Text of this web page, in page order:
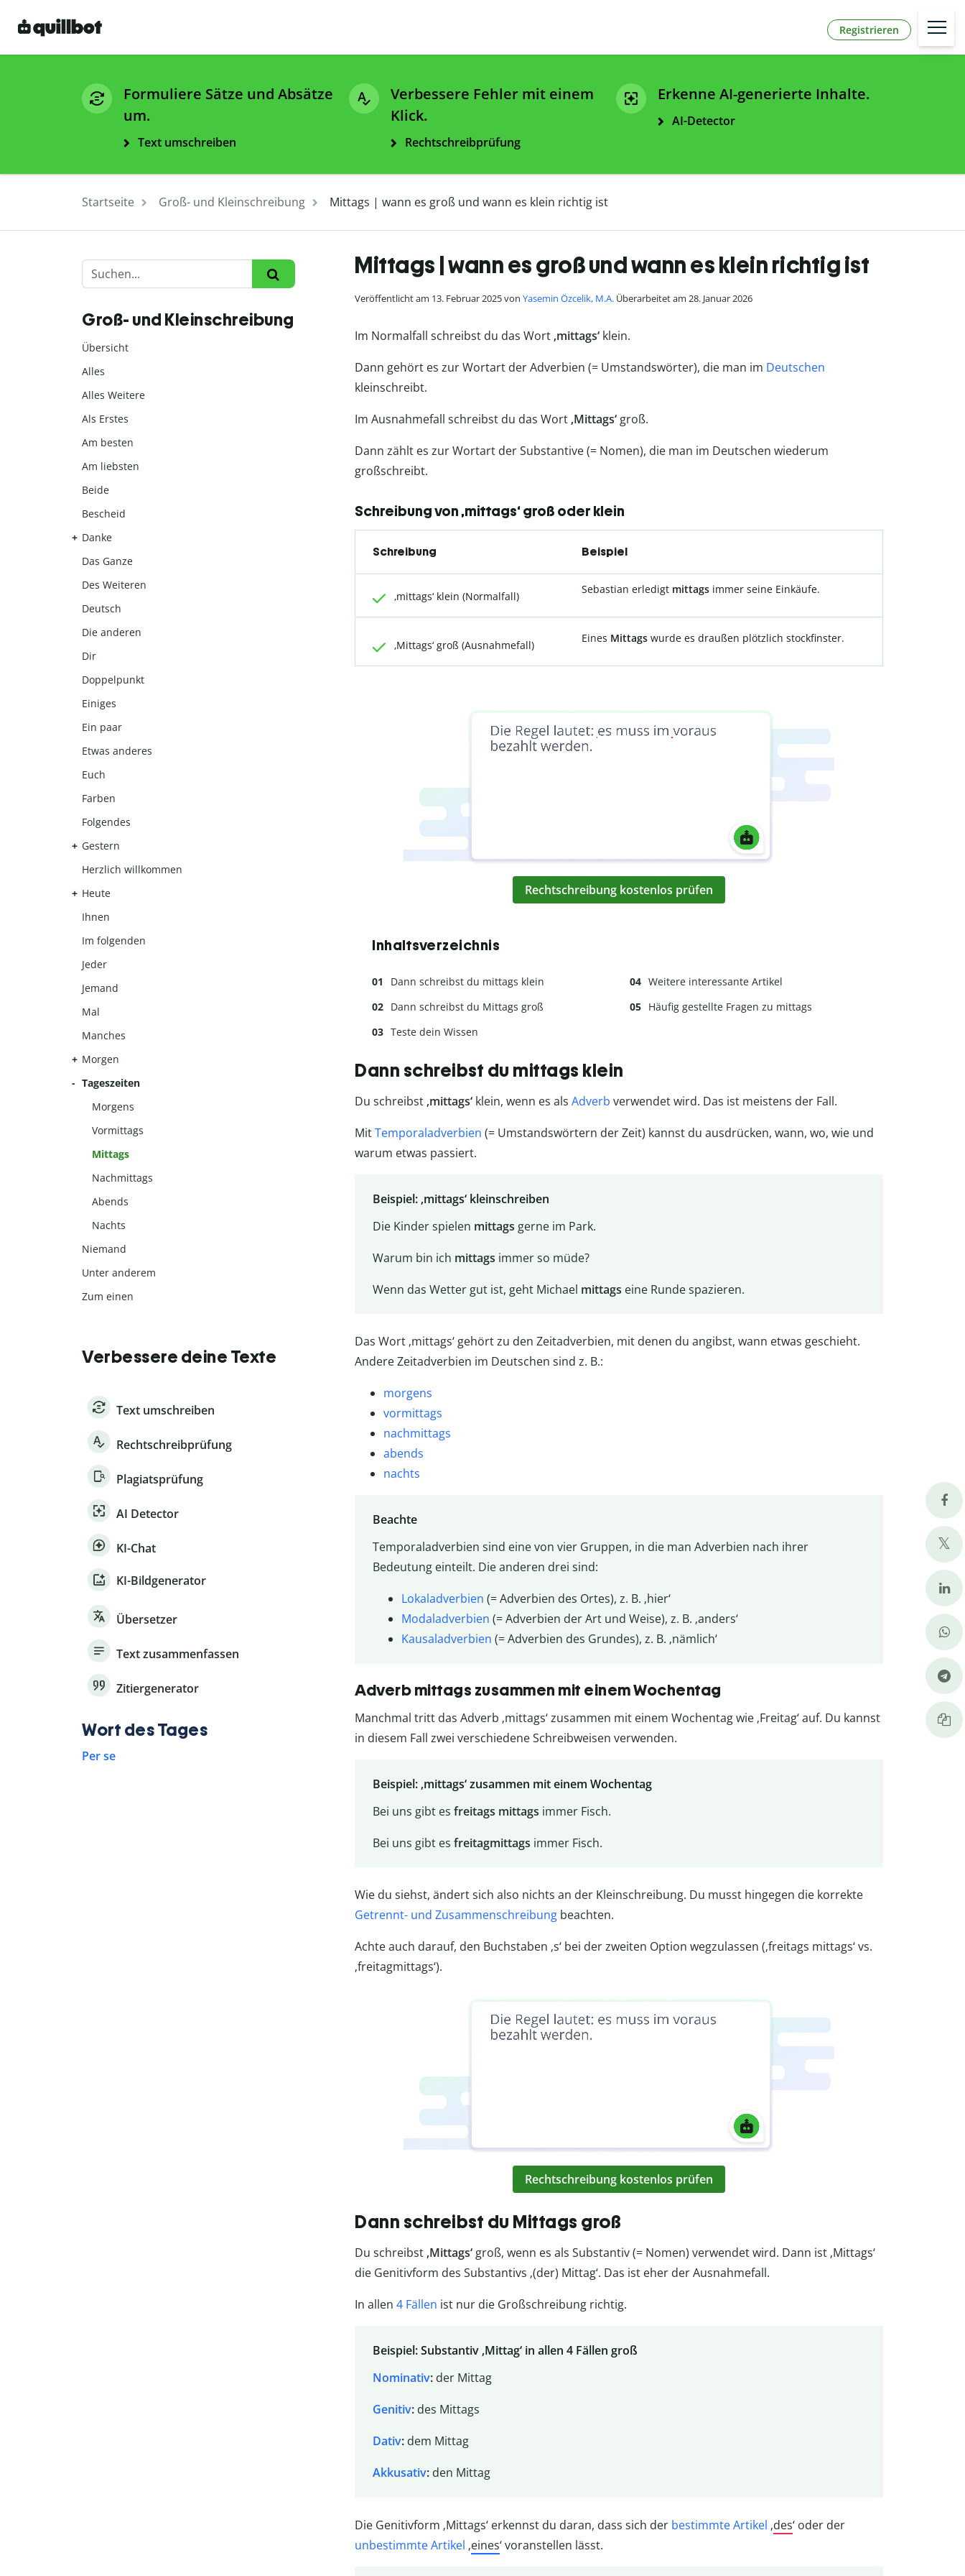
Registrieren
Formuliere Sätze und Absätze
um.
Text umschreiben
Verbessere Fehler mit einem
Klick.
Rechtschreibprüfung
Erkenne AI-generierte Inhalte.
AI-Detector
Startseite Groß- und Kleinschreibung Mittags | wann es groß und wann es klein richtig ist
Mittags | wann es groß und wann es klein richtig ist
Veröffentlicht am 13. Februar 2025 von Yasemin Özcelik, M.A. Überarbeitet am 28. Januar 2026
Im Normalfall schreibst du das Wort ‚mittags‘ klein.
Dann gehört es zur Wortart der Adverbien (= Umstandswörter), die man im Deutschen
kleinschreibt.
Im Ausnahmefall schreibst du das Wort ‚Mittags‘ groß.
Dann zählt es zur Wortart der Substantive (= Nomen), die man im Deutschen wiederum
großschreibt.
Schreibung von ‚mittags‘ groß oder klein
Schreibung Beispiel
‚mittags‘ klein (Normalfall)
Sebastian erledigt mittags immer seine Einkäufe.
‚Mittags‘ groß (Ausnahmefall)
Eines Mittags wurde es draußen plötzlich stockfinster.
Rechtschreibung kostenlos prüfen
Inhaltsverzeichnis
Dann schreibst du mittags klein
Dann schreibst du Mittags groß
Teste dein Wissen
Weitere interessante Artikel
Häufig gestellte Fragen zu mittags
Dann schreibst du mittags klein
Du schreibst ‚mittags‘ klein, wenn es als Adverb verwendet wird. Das ist meistens der Fall.
MitTemporaladverbien (= Umstandswörtern der Zeit) kannst du ausdrücken, wann, wo, wie und
warum etwas passiert.
Beispiel: ‚mittags‘ kleinschreiben
Die Kinder spielen mittags gerne im Park.
Warum bin ich mittags immer so müde?
Wenn das Wetter gut ist, geht Michael mittags eine Runde spazieren.
Das Wort ‚mittags‘ gehört zu den Zeitadverbien, mit denen du angibst, wann etwas geschieht.
Andere Zeitadverbien im Deutschen sind z. B.:
morgens
vormittags
nachmittags
abends
nachts
Beachte
Temporaladverbien sind eine von vier Gruppen, in die man Adverbien nach ihrer
Bedeutung einteilt. Die anderen drei sind:
Lokaladverbien (= Adverbien des Ortes), z. B. ‚hier‘
Modaladverbien (= Adverbien der Art und Weise), z. B. ‚anders‘
Kausaladverbien (= Adverbien des Grundes), z. B. ‚nämlich‘
Adverb mittags zusammen mit einem Wochentag
Manchmal tritt das Adverb ‚mittags‘ zusammen mit einem Wochentag wie ‚Freitag‘ auf. Du kannst
in diesem Fall zwei verschiedene Schreibweisen verwenden.
Beispiel: ‚mittags‘ zusammen mit einem Wochentag
Bei uns gibt es freitags mittags immer Fisch.
Bei uns gibt es freitagmittags immer Fisch.
Wie du siehst, ändert sich also nichts an der Kleinschreibung. Du musst hingegen die korrekte
Getrennt- und Zusammenschreibung beachten.
Achte auch darauf, den Buchstaben ‚s‘ bei der zweiten Option wegzulassen (‚freitags mittags‘ vs.
‚freitagmittags‘).
Rechtschreibung kostenlos prüfen
Dann schreibst du Mittags groß
Du schreibst ‚Mittags‘ groß, wenn es als Substantiv (= Nomen) verwendet wird. Dann ist ‚Mittags‘
die Genitivform des Substantivs ‚(der) Mittag‘. Das ist eher der Ausnahmefall.
In allen 4 Fällen ist nur die Großschreibung richtig.
Beispiel: Substantiv ‚Mittag‘ in allen 4 Fällen groß
Nominativ: der Mittag
Genitiv:des Mittags
Dativ: dem Mittag
Akkusativ: den Mittag
Die Genitivform ‚Mittags‘ erkennst du daran, dass sich der bestimmte Artikel ‚des‘ oder der
unbestimmte Artikel ‚eines‘ voranstellen lässt.
Groß- und Kleinschreibung
Übersicht
Alles
Alles Weitere
Als Erstes
Am besten
Am liebsten
Beide
Bescheid
Danke
Das Ganze
Des Weiteren
Deutsch
Die anderen
Dir
Doppelpunkt
Einiges
Ein paar
Etwas anderes
Euch
Farben
Folgendes
Gestern
Herzlich willkommen
Heute
Ihnen
Im folgenden
Jeder
Jemand
Mal
Manches
Morgen
Tageszeiten
Morgens
Vormittags
Mittags
Nachmittags
Abends
Nachts
Niemand
Unter anderem
Zum einen
Verbessere deine Texte
Text umschreiben
Rechtschreibprüfung
Plagiatsprüfung
AI Detector
KI-Chat
KI-Bildgenerator
Übersetzer
Text zusammenfassen
Zitiergenerator
Wort des Tages
Per se